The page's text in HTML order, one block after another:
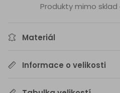
Produkty mimo sklad
Materiál
Informace o velikosti